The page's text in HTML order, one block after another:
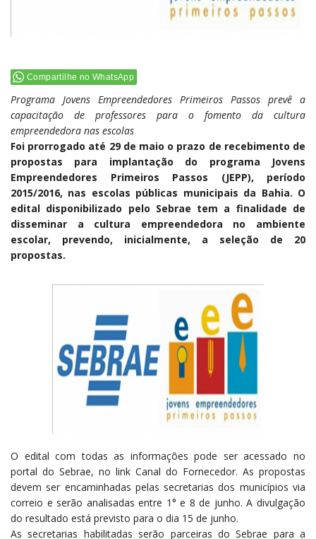
Compartilhe no WhatsApp
Programa Jovens Empreendedores Primeiros Passos prevê a
capacitação de professores para o fomento da cultura
empreendedora nas escolas
Foi prorrogado até 29 de maio o prazo de recebimento de
propostas para implantação do programa Jovens
Empreendedores Primeiros Passos (JEPP), período
2015/2016, nas escolas públicas municipais da Bahia. O
edital disponibilizado pelo Sebrae tem a finalidade de
disseminar a cultura empreendedora no ambiente
escolar, prevendo, inicialmente, a seleção de 20
propostas.
O edital com todas as informações pode ser acessado no
portal do Sebrae, no link Canal do Fornecedor. As propostas
devem ser encaminhadas pelas secretarias dos municípios via
correio e serão analisadas entre 1° e 8 de junho. A divulgação
do resultado está previsto para o dia 15 de junho.
As secretarias habilitadas serão parceiras do Sebrae para a